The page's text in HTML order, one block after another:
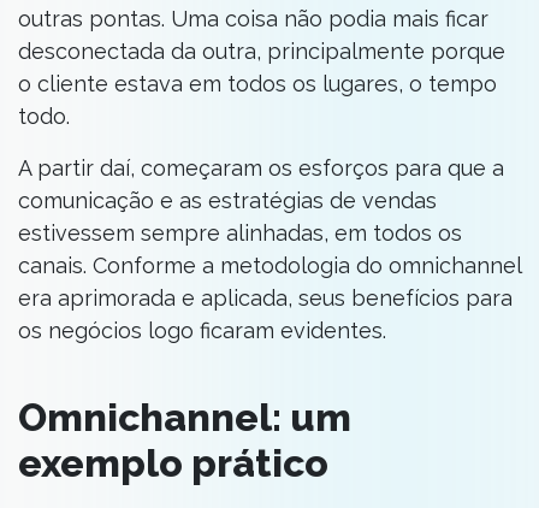
outras pontas. Uma coisa não podia mais ficar
desconectada da outra, principalmente porque
o cliente estava em todos os lugares, o tempo
todo.
A partir daí, começaram os esforços para que a
comunicação e as estratégias de vendas
estivessem sempre alinhadas, em todos os
canais. Conforme a metodologia do omnichannel
era aprimorada e aplicada, seus benefícios para
os negócios logo ficaram evidentes.
Omnichannel: um
exemplo prático